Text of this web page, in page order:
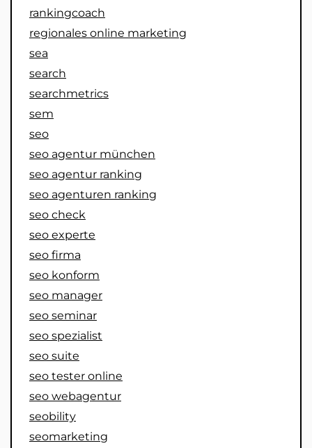
rankingcoach
regionales online marketing
sea
search
searchmetrics
sem
seo
seo agentur münchen
seo agentur ranking
seo agenturen ranking
seo check
seo experte
seo firma
seo konform
seo manager
seo seminar
seo spezialist
seo suite
seo tester online
seo webagentur
seobility
seomarketing